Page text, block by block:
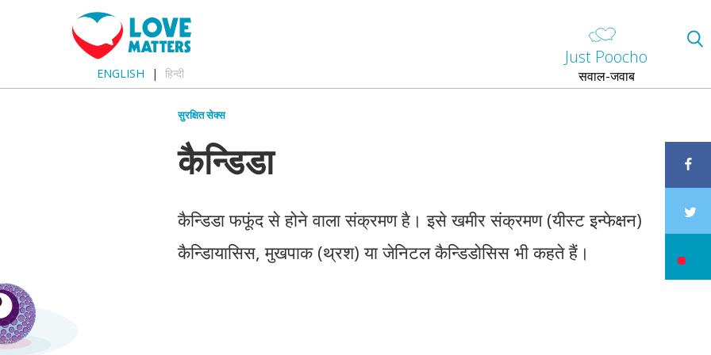
ENGLISH हिन्दी
Just Poocho
सवाल-जवाब
सुरक्षित सेक्स
कैन्डिडा
कैन्डिडा फफूंद से होने वाला संक्रमण है। इसे खमीर संक्रमण (यीस्ट इन्फेक्षन)
कैन्डिायासिस, मुखपाक (थ्रश) या जेनिटल कैन्डिडोसिस भी कहते हैं।